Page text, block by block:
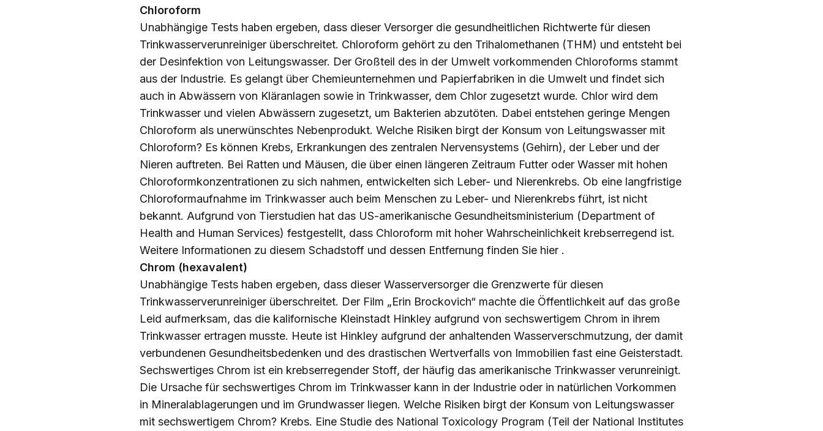
Chloroform
Unabhängige Tests haben ergeben, dass dieser Versorger die gesundheitlichen Richtwerte für diesen
Trinkwasserverunreiniger überschreitet. Chloroform gehört zu den Trihalomethanen (THM) und entsteht bei
der Desinfektion von Leitungswasser. Der Großteil des in der Umwelt vorkommenden Chloroforms stammt
aus der Industrie. Es gelangt über Chemieunternehmen und Papierfabriken in die Umwelt und findet sich
auch in Abwässern von Kläranlagen sowie in Trinkwasser, dem Chlor zugesetzt wurde. Chlor wird dem
Trinkwasser und vielen Abwässern zugesetzt, um Bakterien abzutöten. Dabei entstehen geringe Mengen
Chloroform als unerwünschtes Nebenprodukt. Welche Risiken birgt der Konsum von Leitungswasser mit
Chloroform? Es können Krebs, Erkrankungen des zentralen Nervensystems (Gehirn), der Leber und der
Nieren auftreten. Bei Ratten und Mäusen, die über einen längeren Zeitraum Futter oder Wasser mit hohen
Chloroformkonzentrationen zu sich nahmen, entwickelten sich Leber- und Nierenkrebs. Ob eine langfristige
Chloroformaufnahme im Trinkwasser auch beim Menschen zu Leber- und Nierenkrebs führt, ist nicht
bekannt. Aufgrund von Tierstudien hat das US-amerikanische Gesundheitsministerium (Department of
Health and Human Services) festgestellt, dass Chloroform mit hoher Wahrscheinlichkeit krebserregend ist.
Weitere Informationen zu diesem Schadstoff und dessen Entfernung finden Sie hier .
Chrom (hexavalent)
Unabhängige Tests haben ergeben, dass dieser Wasserversorger die Grenzwerte für diesen
Trinkwasserverunreiniger überschreitet. Der Film „Erin Brockovich“ machte die Öffentlichkeit auf das große
Leid aufmerksam, das die kalifornische Kleinstadt Hinkley aufgrund von sechswertigem Chrom in ihrem
Trinkwasser ertragen musste. Heute ist Hinkley aufgrund der anhaltenden Wasserverschmutzung, der damit
verbundenen Gesundheitsbedenken und des drastischen Wertverfalls von Immobilien fast eine Geisterstadt.
Sechswertiges Chrom ist ein krebserregender Stoff, der häufig das amerikanische Trinkwasser verunreinigt.
Die Ursache für sechswertiges Chrom im Trinkwasser kann in der Industrie oder in natürlichen Vorkommen
in Mineralablagerungen und im Grundwasser liegen. Welche Risiken birgt der Konsum von Leitungswasser
mit sechswertigem Chrom? Krebs. Eine Studie des National Toxicology Program (Teil der National Institutes